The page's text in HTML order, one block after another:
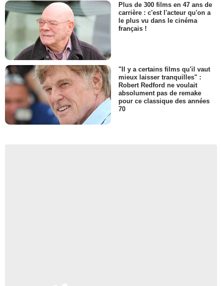
Plus de 300 films en 47 ans de
carrière : c'est l'acteur qu'on a
le plus vu dans le cinéma
français !
"Il y a certains films qu'il vaut
mieux laisser tranquilles" :
Robert Redford ne voulait
absolument pas de remake
pour ce classique des années
70